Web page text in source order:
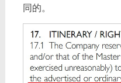
同的。